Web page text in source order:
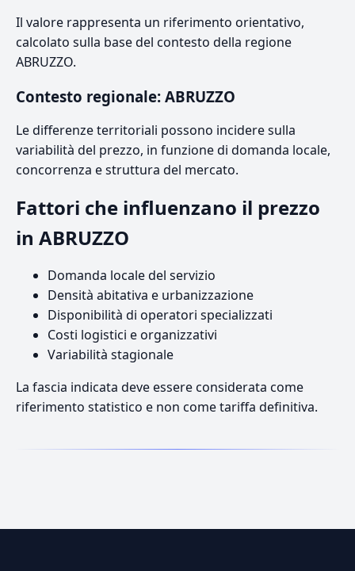
Il valore rappresenta un riferimento orientativo,
calcolato sulla base del contesto della regione
ABRUZZO.
Contesto regionale: ABRUZZO
Le differenze territoriali possono incidere sulla
variabilità del prezzo, in funzione di domanda locale,
concorrenza e struttura del mercato.
Fattori che influenzano il prezzo
in ABRUZZO
Domanda locale del servizio
Densità abitativa e urbanizzazione
Disponibilità di operatori specializzati
Costi logistici e organizzativi
Variabilità stagionale
La fascia indicata deve essere considerata come
riferimento statistico e non come tariffa definitiva.